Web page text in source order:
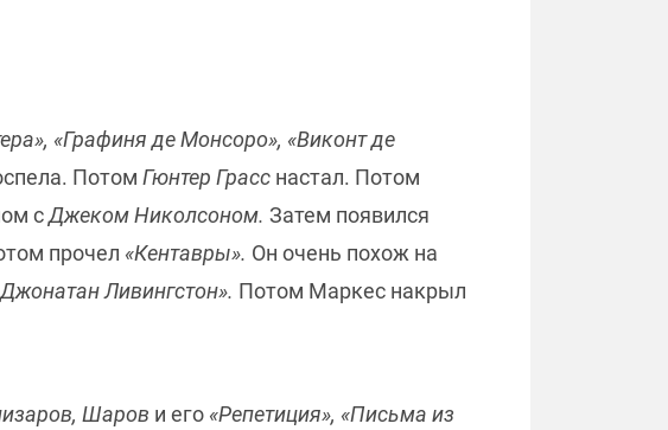
«Графиня де Монсоро», «Виконт де
Потом Гюнтер Грасс настал. Потом
сДжеком Николсоном. Затем появился
прочел «Кентавры». Он очень похож на
Ливингстон». Потом Маркес накрыл
Шаров и его «Репетиция», «Письма из